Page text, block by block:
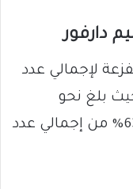
دارفور
لإجمالي عدد
حيث بلغ نحو
5,655,723 شخصاً، وهو ما يمثل 63% من إجمالي عدد